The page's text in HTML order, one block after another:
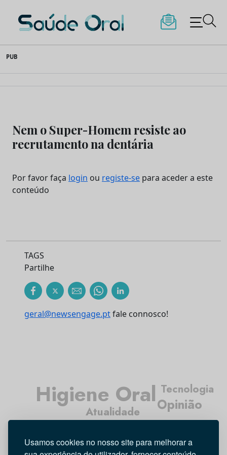
Usamos cookies no nosso site para melhorar a
to
content
Saúde Oral
PUB
Nem o Super-Homem resiste ao
recrutamento na dentária
Por favor faça login ou registe-se para aceder a este
conteúdo
TAGS
Partilhe
geral@newsengage.ptfale connosco!
Atualidade
Médicos Dentistas
Higiene Oral
Entrevista
Opinião
Tecnologia
Investigação